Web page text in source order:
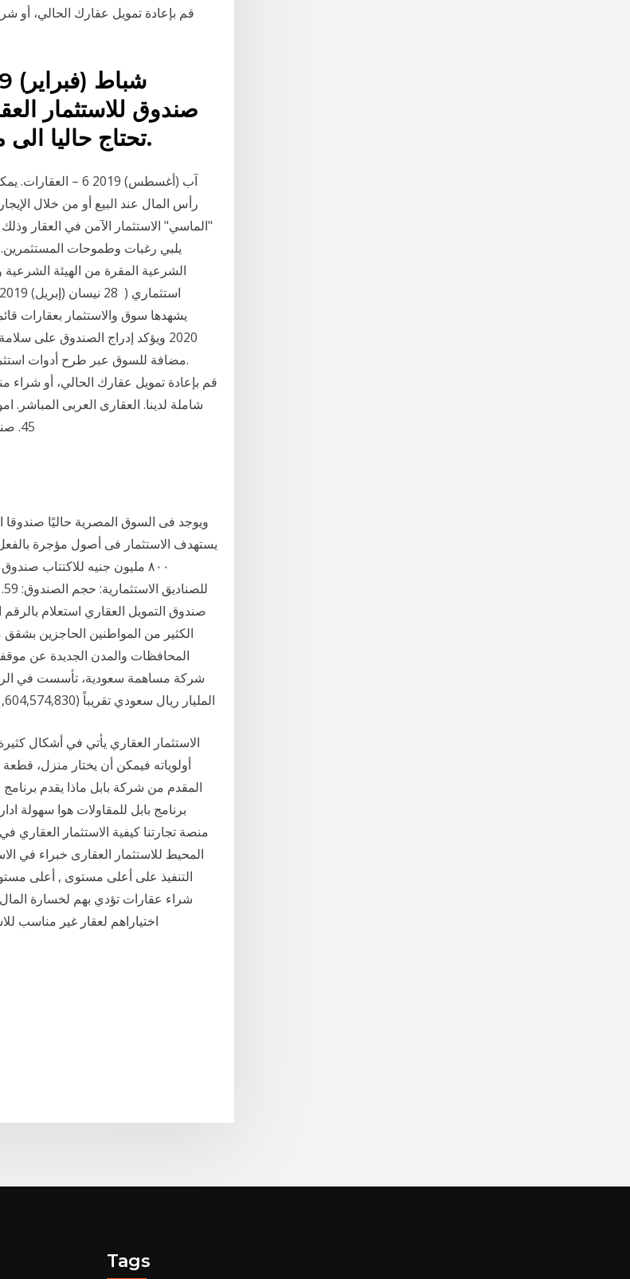
صندوق للاستثمار
تحتاج حاليا الى مثل هذا النوع من الأدوات الاستثمارية.
رأس المال عند البيع أو من خلال
"الماسي" الاستثمار الآمن في العقار
يلبي رغبات وطموحات المستثمرين.
الشرعية المقرة من الهيئة
2020 ويؤكد إدراج الصندوق على
مضافة للسوق عبر طرح أدوات
ويوجد فى السوق المصرية حاليًا صندوقا
يستهدف الاستثمار فى أصول مؤجرة
٨٠٠ مليون جنيه للاكتتاب
الكثير من المواطنين الحاجزين
المحافظات والمدن الجديدة عن
المليار ريال سعودي تقريباً (1,604,574,830)، تنشط الشركة في تملك العقارات والفنادق والمرافق الترفيهية
أولوياته فيمكن أن يختار منزل، قطعة
المقدم من شركة بابل ماذا يقدم
برنامج بابل للمقاولات هوا سهولة
منصة تجارتنا كيفية الاستثمار
المحيط للاستثمار العقارى خبراء
التنفيذ على أعلى مستوى , أعلى
شراء عقارات تؤدي بهم لخسارة
اختياراهم لعقار غير مناسب
Tags